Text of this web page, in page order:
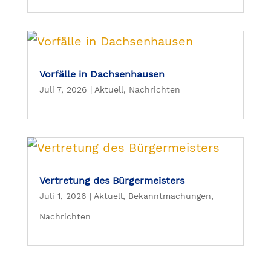
Vorfälle in Dachsenhausen
Juli 7, 2026 | Aktuell, Nachrichten
Vertretung des Bürgermeisters
Juli 1, 2026 | Aktuell, Bekanntmachungen,
Nachrichten